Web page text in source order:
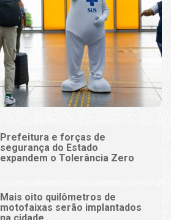
Prefeitura e forças de
segurança do Estado
expandem o Tolerância Zero
Mais oito quilômetros de
motofaixas serão implantados